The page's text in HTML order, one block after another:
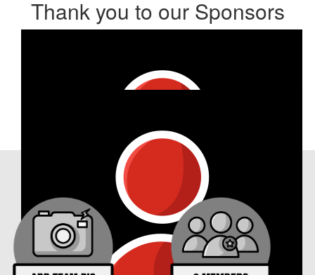
Thank you to our Sponsors
Our Achievements